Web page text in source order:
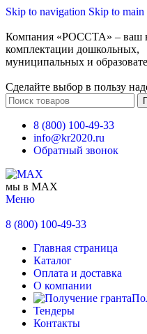
Skip to navigation Skip to main
Компания «РОССТА» – ваш
комплектации дошкольных,
муниципальных и
Сделайте выбор в пользу
8 (800) 100-49-33
info@kr2020.ru
Обратный звонок
мы в MAX
Меню
8 (800) 100-49-33
Главная страница
Каталог
Оплата и доставка
О компании
Тендеры
Контакты